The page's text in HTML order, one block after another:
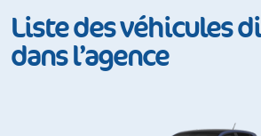
Liste des véhicules
dans l’agence